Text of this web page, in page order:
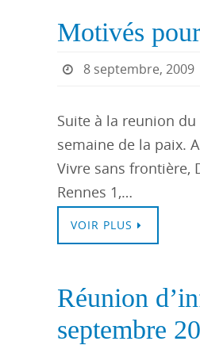
Motivés
8 septembre, 2009
Suite à la reunion
semaine de la paix.
Vivre sans frontière,
Rennes 1,…
VOIR PLUS
Réunion
septembre